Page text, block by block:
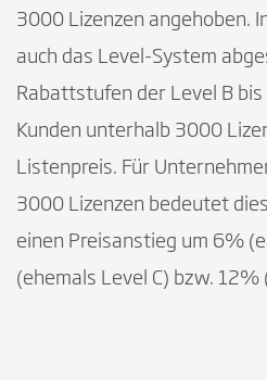
3000 Lizenzen angehoben.
auch das Level-System
Rabattstufen der Level B
Kunden unterhalb 3000
Listenpreis. Für
3000 Lizenzen bedeutet
einen Preisanstieg um 6%
(ehemals Level C) bzw. 12%